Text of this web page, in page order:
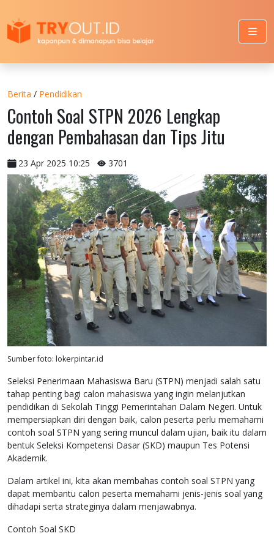
Berita / Pendidikan
Contoh Soal STPN 2026 Lengkap
dengan Pembahasan dan Tips Jitu
23 Apr 2025 10:25 3701
Sumber foto: lokerpintar.id
Seleksi Penerimaan Mahasiswa Baru (STPN) menjadi salah satu
tahap penting bagi calon mahasiswa yang ingin melanjutkan
pendidikan di Sekolah Tinggi Pemerintahan Dalam Negeri. Untuk
mempersiapkan diri dengan baik, calon peserta perlu memahami
contoh soal STPN yang sering muncul dalam ujian, baik itu dalam
bentuk Seleksi Kompetensi Dasar (SKD) maupun Tes Potensi
Akademik.
Dalam artikel ini, kita akan membahas contoh soal STPN yang
dapat membantu calon peserta memahami jenis-jenis soal yang
dihadapi serta strateginya dalam menjawabnya.
Contoh Soal SKD